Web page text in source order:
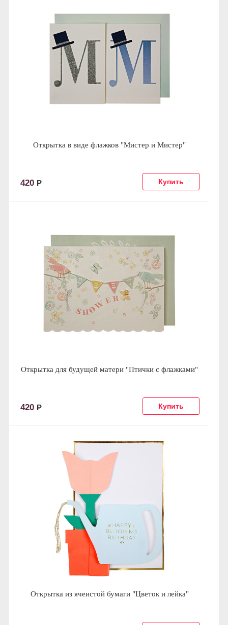
Открытка в виде флажков "Мистер и Мистер"
420 Р
Открытка для будущей матери "Птички с флажками"
420 Р
Открытка из ячеистой бумаги "Цветок и лейка"